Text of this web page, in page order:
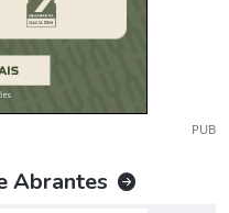
PUB
Abrantes